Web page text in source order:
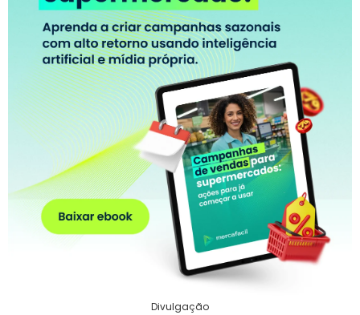
Divulgação